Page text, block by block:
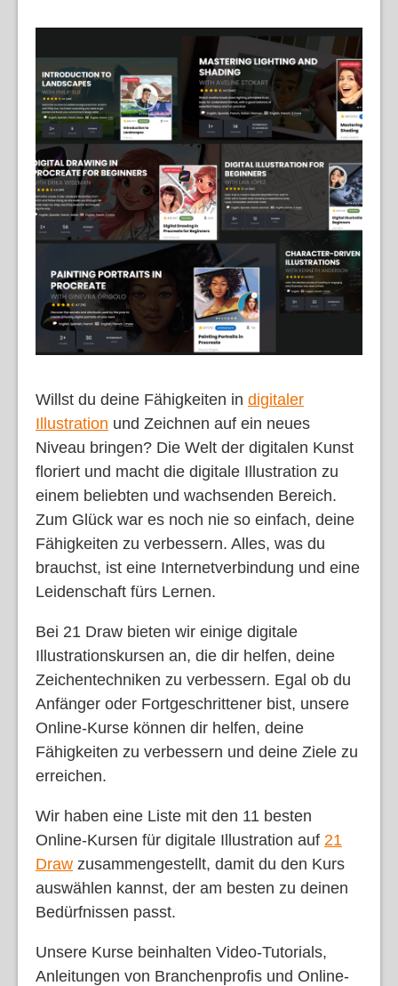
Willst du deine Fähigkeiten in digitaler
Illustration und Zeichnen auf ein neues
Niveau bringen? Die Welt der digitalen Kunst
floriert und macht die digitale Illustration zu
einem beliebten und wachsenden Bereich.
Zum Glück war es noch nie so einfach, deine
Fähigkeiten zu verbessern. Alles, was du
brauchst, ist eine Internetverbindung und eine
Leidenschaft fürs Lernen.
Bei 21 Draw bieten wir einige digitale
Illustrationskursen an, die dir helfen, deine
Zeichentechniken zu verbessern. Egal ob du
Anfänger oder Fortgeschrittener bist, unsere
Online-Kurse können dir helfen, deine
Fähigkeiten zu verbessern und deine Ziele zu
erreichen.
Wir haben eine Liste mit den 11 besten
Online-Kursen für digitale Illustration auf 21
Draw zusammengestellt, damit du den Kurs
auswählen kannst, der am besten zu deinen
Bedürfnissen passt.
Unsere Kurse beinhalten Video-Tutorials,
Anleitungen von Branchenprofis und Online-